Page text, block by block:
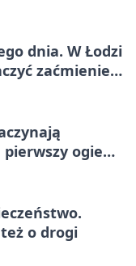
dnia. W Łodzi
zaćmienie i
ogień
o drogi